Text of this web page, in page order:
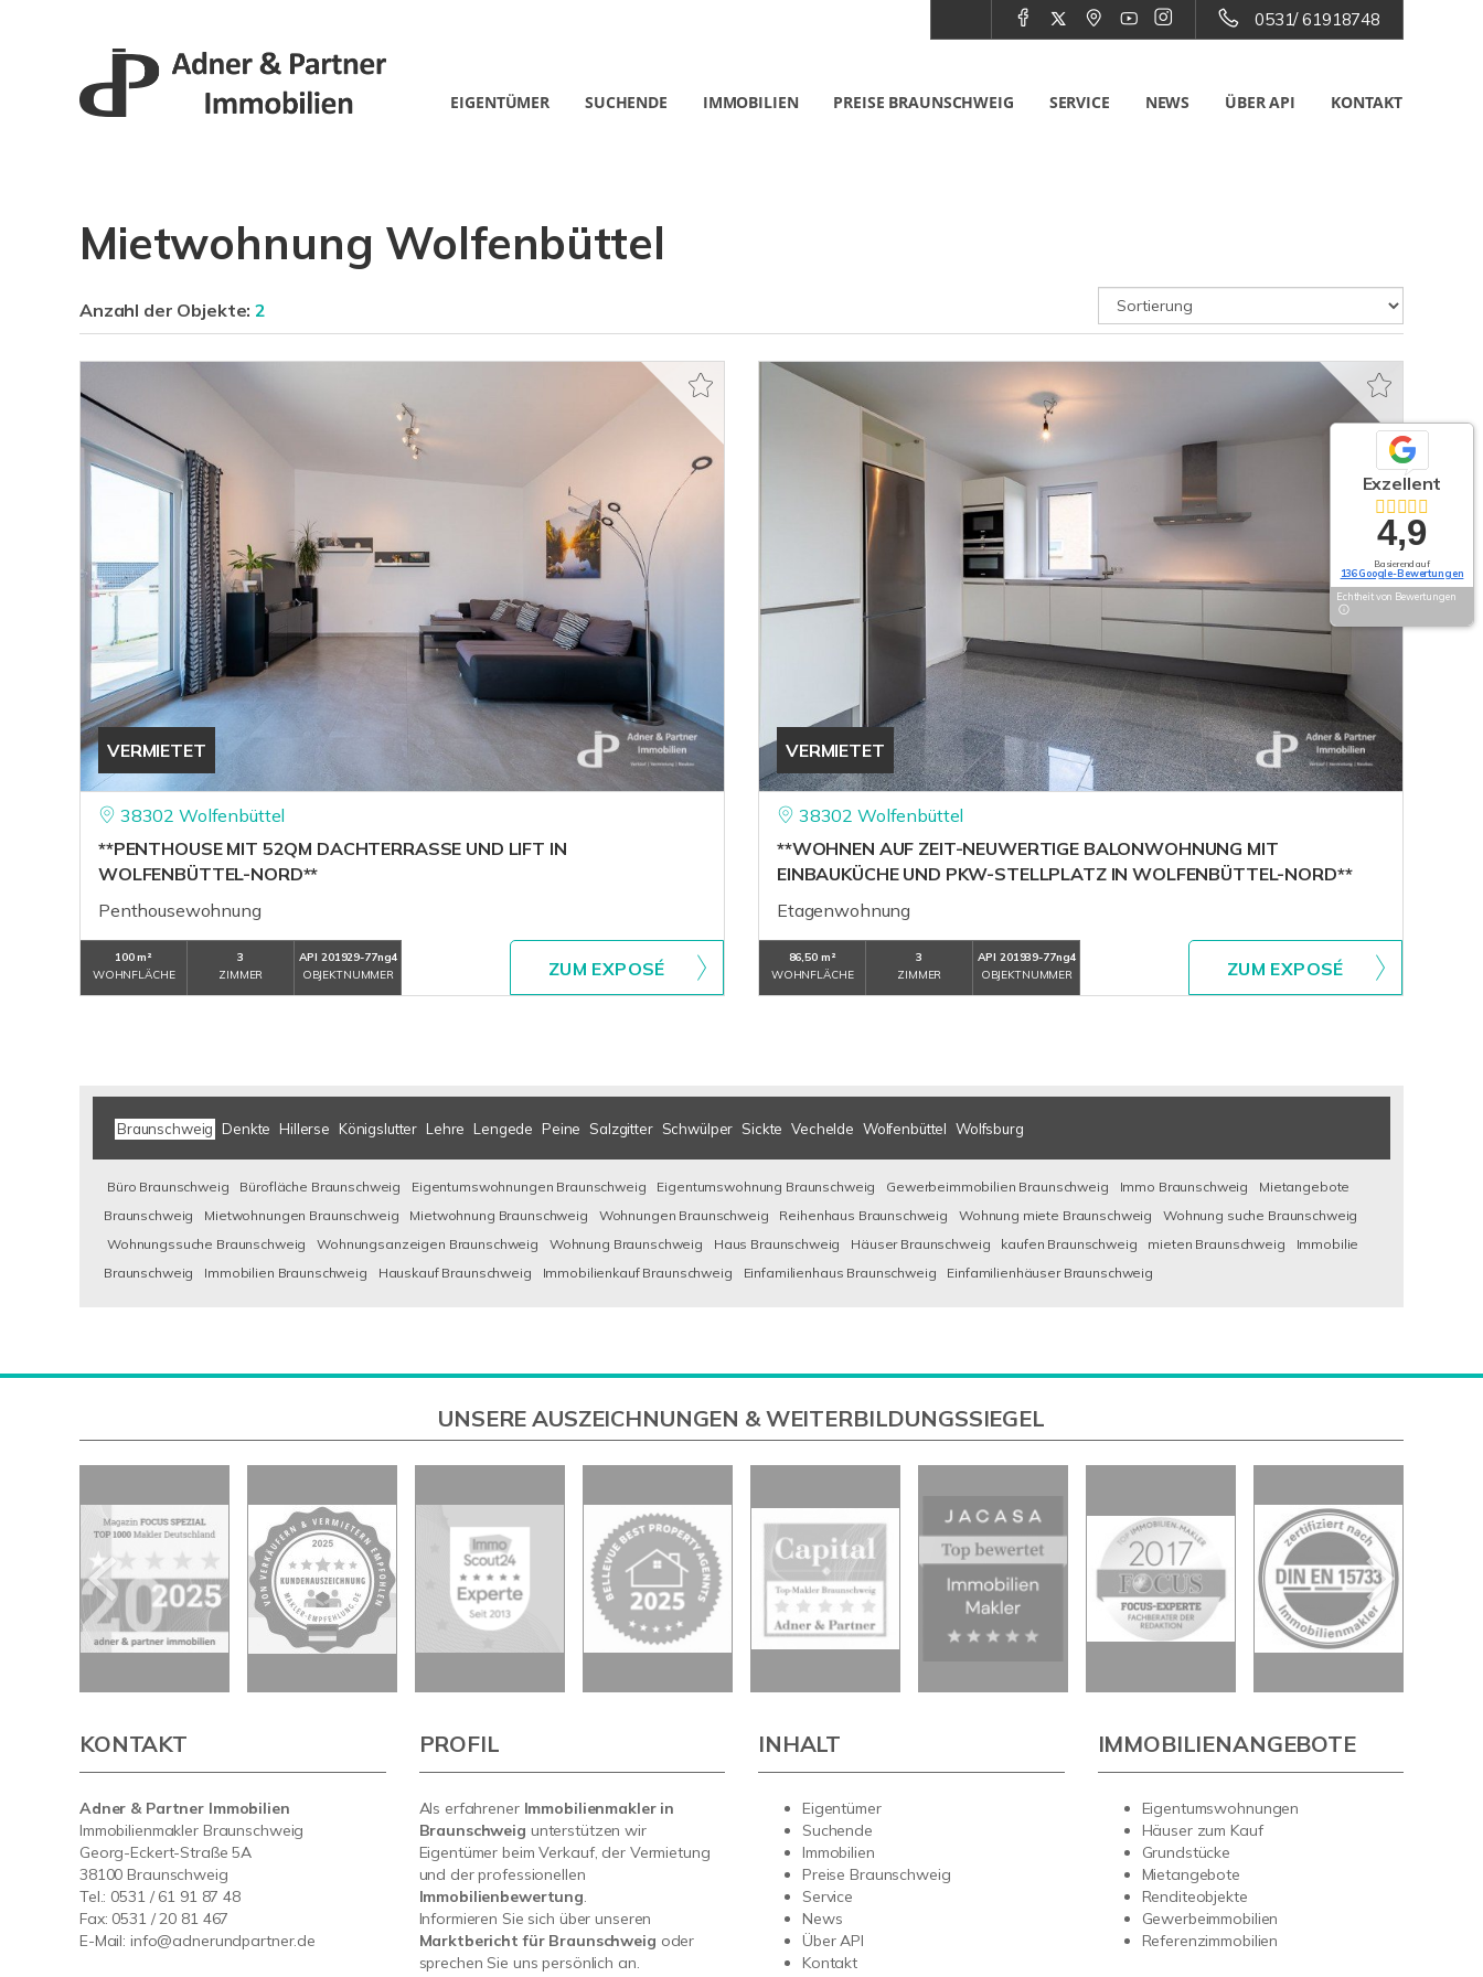
0531/ 61918748
EIGENTÜMER SUCHENDE IMMOBILIEN PREISE BRAUNSCHWEIG SERVICE NEWS ÜBER API KONTAKT
Mietwohnung Wolfenbüttel
Anzahl der Objekte:2
VERMIETET
38302 Wolfenbüttel
**PENTHOUSE MIT 52QM DACHTERRASSE UND LIFT IN
WOLFENBÜTTEL-NORD**
Penthousewohnung
100 m²
WOHNFLÄCHE
3
ZIMMER
API 201929-77ng4
OBJEKTNUMMER
ZUM EXPOSÉ
VERMIETET
38302 Wolfenbüttel
**WOHNEN AUF ZEIT-NEUWERTIGE BALONWOHNUNG MIT
EINBAUKÜCHE UND PKW-STELLPLATZ IN WOLFENBÜTTEL-NORD**
Etagenwohnung
86,50 m²
WOHNFLÄCHE
3
ZIMMER
API 201939-77ng4
OBJEKTNUMMER
ZUM EXPOSÉ
Braunschweig Denkte Hillerse Königslutter Lehre Lengede Peine Salzgitter Schwülper Sickte Vechelde Wolfenbüttel Wolfsburg
Büro Braunschweig Bürofläche Braunschweig Eigentumswohnungen Braunschweig Eigentumswohnung Braunschweig Gewerbeimmobilien Braunschweig Immo Braunschweig
Mietangebote
Braunschweig
Mietwohnungen Braunschweig Mietwohnung Braunschweig Wohnungen Braunschweig Reihenhaus Braunschweig Wohnung miete Braunschweig
Wohnung suche Braunschweig
Wohnungssuche Braunschweig
Wohnungsanzeigen Braunschweig Wohnung Braunschweig Haus Braunschweig Häuser Braunschweig kaufen Braunschweig mieten Braunschweig
Immobilie
Braunschweig
Immobilien Braunschweig Hauskauf Braunschweig Immobilienkauf Braunschweig Einfamilienhaus Braunschweig Einfamilienhäuser Braunschweig
Exzellent
4,9
Basierend auf
136 Google-Bewertungen
Echtheit von Bewertungen
UNSERE AUSZEICHNUNGEN & WEITERBILDUNGSSIEGEL
KONTAKT
Adner & Partner Immobilien
Immobilienmakler Braunschweig
Georg-Eckert-Straße 5A
38100 Braunschweig
Tel.: 0531 / 61 91 87 48
Fax: 0531 / 20 81 467
E-Mail: info@adnerundpartner.de
PROFIL
Als erfahrener Immobilienmakler in
Braunschweig unterstützen wir
Eigentümer beim Verkauf, der Vermietung
und der professionellen
Immobilienbewertung.
Informieren Sie sich über unseren
Marktbericht für Braunschweig oder
sprechen Sie uns persönlich an.
INHALT
Eigentümer
Suchende
Immobilien
Preise Braunschweig
Service
News
Über API
Kontakt
IMMOBILIENANGEBOTE
Eigentumswohnungen
Häuser zum Kauf
Grundstücke
Mietangebote
Renditeobjekte
Gewerbeimmobilien
Referenzimmobilien